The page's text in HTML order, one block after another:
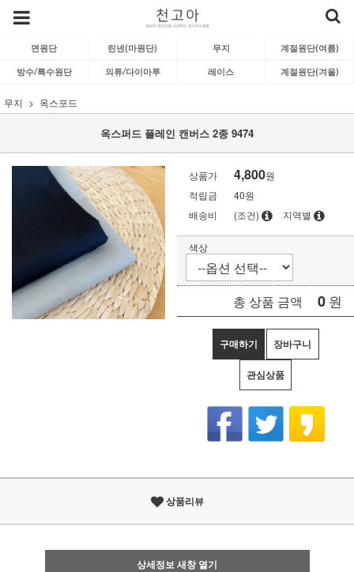
면원단 린넨(마원단) 무지 계절원단(여름)
방수/특수원단 의류/다이마루 레이스 계절원단(겨울)
무지 옥스포드
옥스퍼드 플레인 캔버스 2종 9474
상품가 4,800원
적립금
40원
배송비
(조건) 지역별
색상
총 상품 금액 0 원
구매하기 장바구니
관심상품
상품리뷰
상세정보 새창 열기